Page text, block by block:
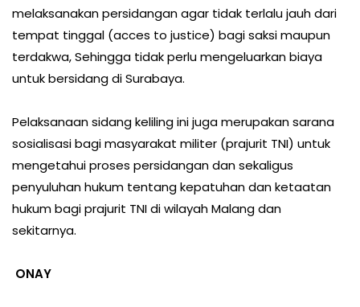
melaksanakan persidangan agar tidak terlalu jauh dari
tempat tinggal (acces to justice) bagi saksi maupun
terdakwa, Sehingga tidak perlu mengeluarkan biaya
untuk bersidang di Surabaya.
Pelaksanaan sidang keliling ini juga merupakan sarana
sosialisasi bagi masyarakat militer (prajurit TNI) untuk
mengetahui proses persidangan dan sekaligus
penyuluhan hukum tentang kepatuhan dan ketaatan
hukum bagi prajurit TNI di wilayah Malang dan
sekitarnya.
ONAY